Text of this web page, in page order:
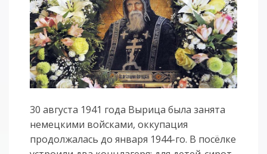
30 августа 1941 года Вырица была занята
немецкими войсками, оккупация
продолжалась до января 1944-го. В посёлке